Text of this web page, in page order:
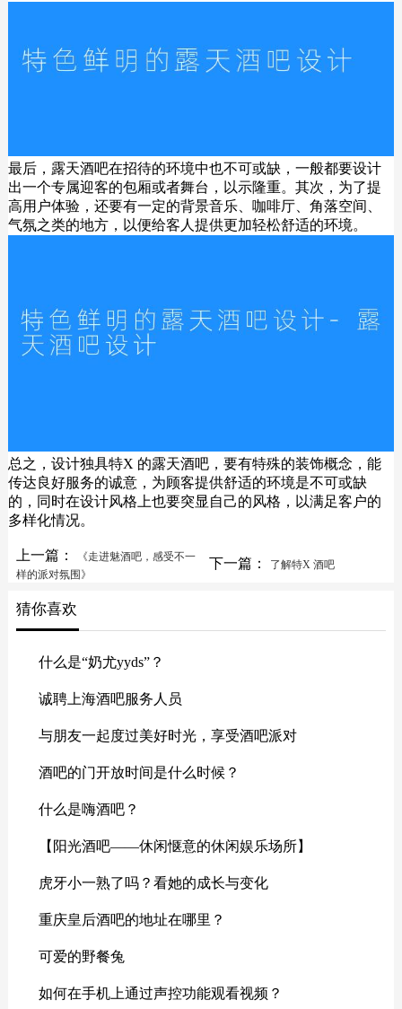
最后，露天酒吧在招待的环境中也不可或缺，一般都要设计
出一个专属迎客的包厢或者舞台，以示隆重。其次，为了提
高用户体验，还要有一定的背景音乐、咖啡厅、角落空间、
气氛之类的地方，以便给客人提供更加轻松舒适的环境。
总之，设计独具特X 的露天酒吧，要有特殊的装饰概念，能
传达良好服务的诚意，为顾客提供舒适的环境是不可或缺
的，同时在设计风格上也要突显自己的风格，以满足客户的
多样化情况。
上一篇：
《走进魅酒吧，感受不一
样的派对氛围》
下一篇： 了解特X 酒吧
猜你喜欢
什么是“奶尤yyds”？
诚聘上海酒吧服务人员
与朋友一起度过美好时光，享受酒吧派对
酒吧的门开放时间是什么时候？
什么是嗨酒吧？
【阳光酒吧——休闲惬意的休闲娱乐场所】
虎牙小一熟了吗？看她的成长与变化
重庆皇后酒吧的地址在哪里？
可爱的野餐兔
如何在手机上通过声控功能观看视频？